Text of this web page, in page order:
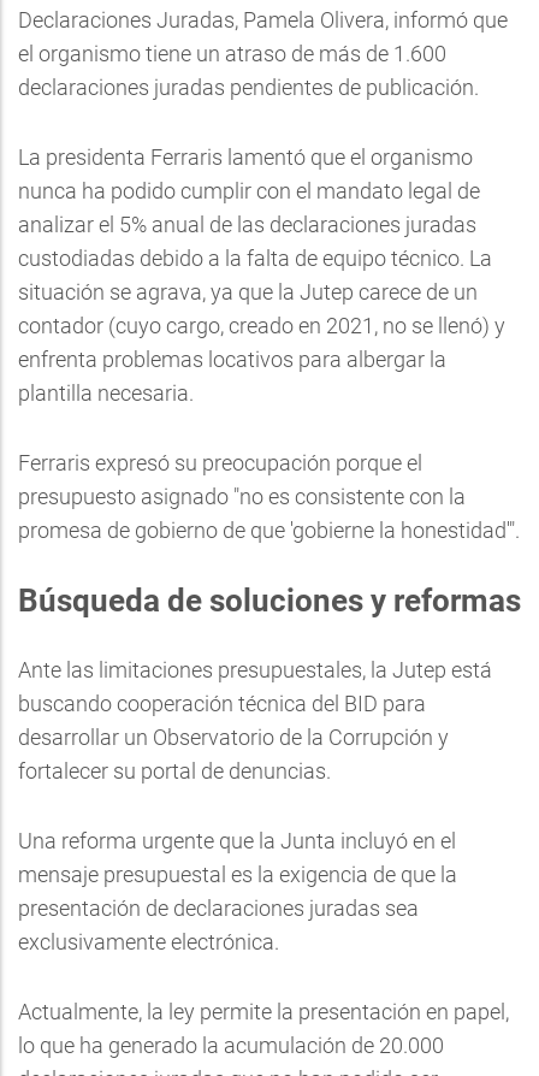
Declaraciones Juradas, Pamela Olivera, informó que
el organismo tiene un atraso de más de 1.600
declaraciones juradas pendientes de publicación.
La presidenta Ferraris lamentó que el organismo
nunca ha podido cumplir con el mandato legal de
analizar el 5% anual de las declaraciones juradas
custodiadas debido a la falta de equipo técnico. La
situación se agrava, ya que la Jutep carece de un
contador (cuyo cargo, creado en 2021, no se llenó) y
enfrenta problemas locativos para albergar la
plantilla necesaria.
Ferraris expresó su preocupación porque el
presupuesto asignado "no es consistente con la
promesa de gobierno de que 'gobierne la honestidad'".
Búsqueda de soluciones y reformas
Ante las limitaciones presupuestales, la Jutep está
buscando cooperación técnica del BID para
desarrollar un Observatorio de la Corrupción y
fortalecer su portal de denuncias.
Una reforma urgente que la Junta incluyó en el
mensaje presupuestal es la exigencia de que la
presentación de declaraciones juradas sea
exclusivamente electrónica.
Actualmente, la ley permite la presentación en papel,
lo que ha generado la acumulación de 20.000